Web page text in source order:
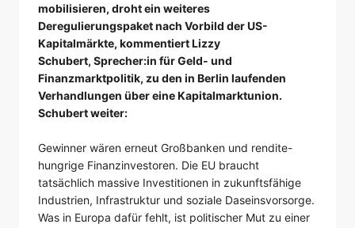
mobilisieren, droht ein weiteres
Deregulierungspaket nach Vorbild der US-
Kapitalmärkte, kommentiert Lizzy
Schubert, Sprecher:in für Geld- und
Finanzmarktpolitik, zu den in Berlin laufenden
Verhandlungen über eine Kapitalmarktunion.
Schubert weiter:
Gewinner wären erneut Großbanken und rendite-
hungrige Finanzinvestoren. Die EU braucht
tatsächlich massive Investitionen in zukunftsfähige
Industrien, Infrastruktur und soziale Daseinsvorsorge.
Was in Europa dafür fehlt, ist politischer Mut zu einer